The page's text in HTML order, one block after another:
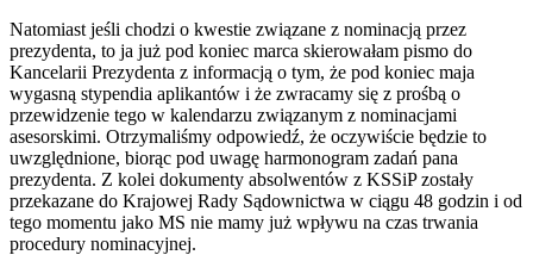
Natomiast jeśli chodzi o kwestie związane z nominacją przez
prezydenta, to ja już pod koniec marca skierowałam pismo do
Kancelarii Prezydenta z informacją o tym, że pod koniec maja
wygasną stypendia aplikantów i że zwracamy się z prośbą o
przewidzenie tego w kalendarzu związanym z nominacjami
asesorskimi. Otrzymaliśmy odpowiedź, że oczywiście będzie to
uwzględnione, biorąc pod uwagę harmonogram zadań pana
prezydenta. Z kolei dokumenty absolwentów z KSSiP zostały
przekazane do Krajowej Rady Sądownictwa w ciągu 48 godzin i od
tego momentu jako MS nie mamy już wpływu na czas trwania
procedury nominacyjnej.